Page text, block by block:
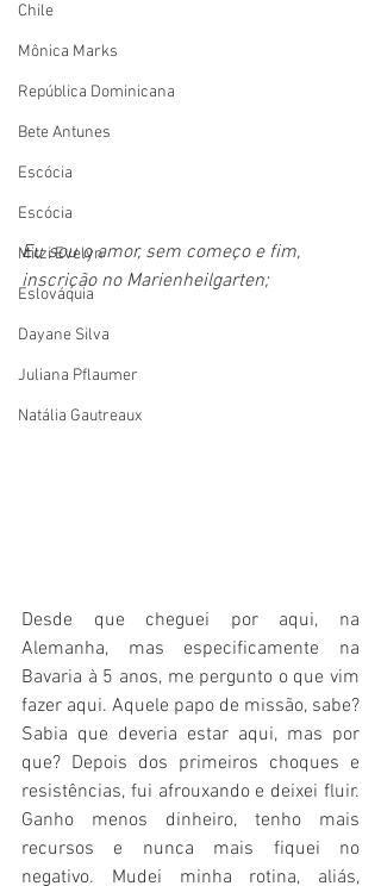
Chile
Mônica Marks
República Dominicana
Bete Antunes
Escócia
Escócia
Mitzi Evelyn
Eslováquia
Dayane Silva
Juliana Pflaumer
Natália Gautreaux
Eu sou o amor, sem começo e fim,
inscrição no Marienheilgarten;
Desde que cheguei por aqui, na
Alemanha, mas especificamente na
Bavaria à 5 anos, me pergunto o que vim
fazer aqui. Aquele papo de missão, sabe?
Sabia que deveria estar aqui, mas por
que? Depois dos primeiros choques e
resistências, fui afrouxando e deixei fluir.
Ganho menos dinheiro, tenho mais
recursos e nunca mais fiquei no
negativo. Mudei minha rotina, aliás,